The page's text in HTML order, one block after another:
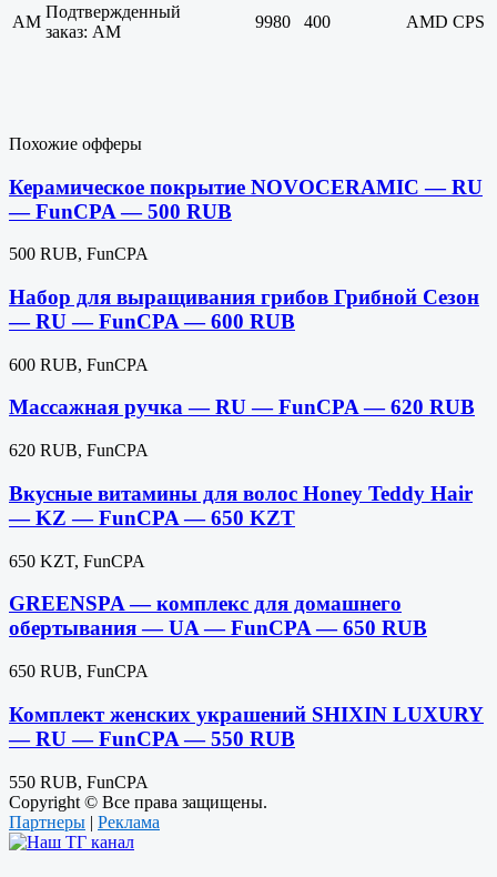
AM
Подтвержденный
заказ: AM
9980 400 AMD CPS
Похожие офферы
Керамическое покрытие NOVOCERAMIC — RU
— FunCPA — 500 RUB
500 RUB, FunCPA
Набор для выращивания грибов Грибной Сезон
— RU — FunCPA — 600 RUB
600 RUB, FunCPA
Массажная ручка — RU — FunCPA — 620 RUB
620 RUB, FunCPA
Вкусные витамины для волос Honey Teddy Hair
— KZ — FunCPA — 650 KZT
650 KZT, FunCPA
GREENSPA — комплекс для домашнего
обертывания — UA — FunCPA — 650 RUB
650 RUB, FunCPA
Комплект женских украшений SHIXIN LUXURY
— RU — FunCPA — 550 RUB
550 RUB, FunCPA
Copyright © Все права защищены.
Партнеры | Реклама